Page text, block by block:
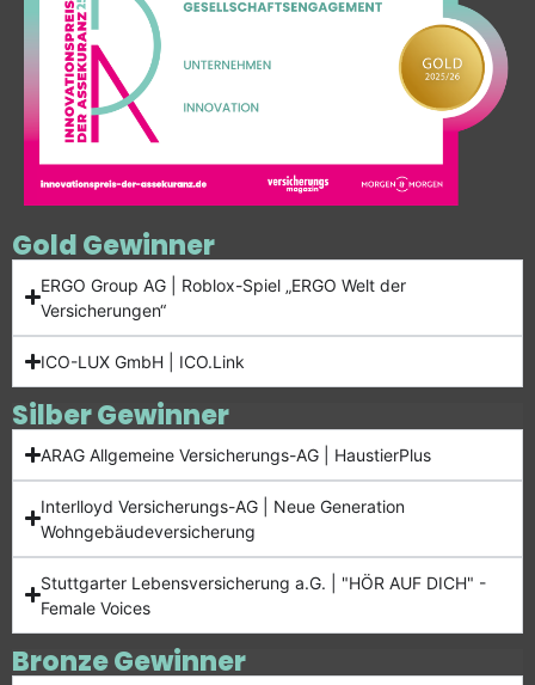
Gold Gewinner
ERGO Group AG | Roblox-Spiel „ERGO Welt der
Versicherungen“
ICO-LUX GmbH | ICO.Link
Silber Gewinner
ARAG Allgemeine Versicherungs-AG | HaustierPlus
Interlloyd Versicherungs-AG | Neue Generation
Wohngebäudeversicherung
Stuttgarter Lebensversicherung a.G. | "HÖR AUF DICH" -
Female Voices
Bronze Gewinner